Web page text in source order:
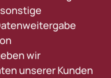
wir
unserer Kunden